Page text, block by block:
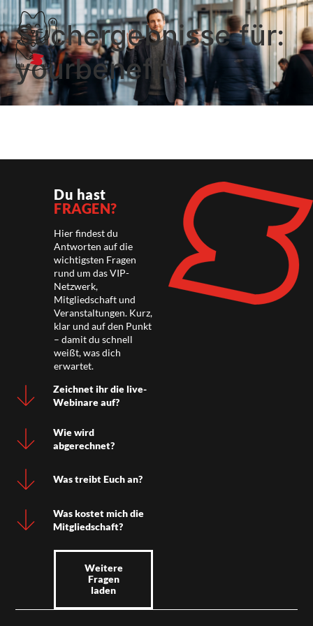
Suchergebnisse für:
yourbenefit
Du hast
FRAGEN?
Hier findest du
Antworten auf die
wichtigsten Fragen
rund um das VIP-
Netzwerk,
Mitgliedschaft und
Veranstaltungen. Kurz,
klar und auf den Punkt
– damit du schnell
weißt, was dich
erwartet.
Zeichnet ihr die live-
Webinare auf?
Wie wird
abgerechnet?
Was treibt Euch an?
Was kostet mich die
Mitgliedschaft?
Weitere
Fragen
laden